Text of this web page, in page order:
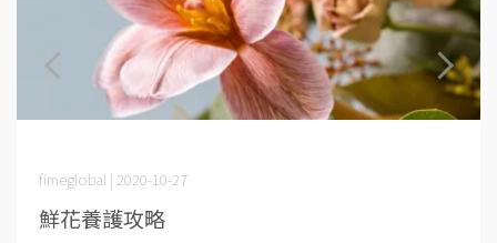
fimeglobal | 2020-10-27
鮮花養護攻略